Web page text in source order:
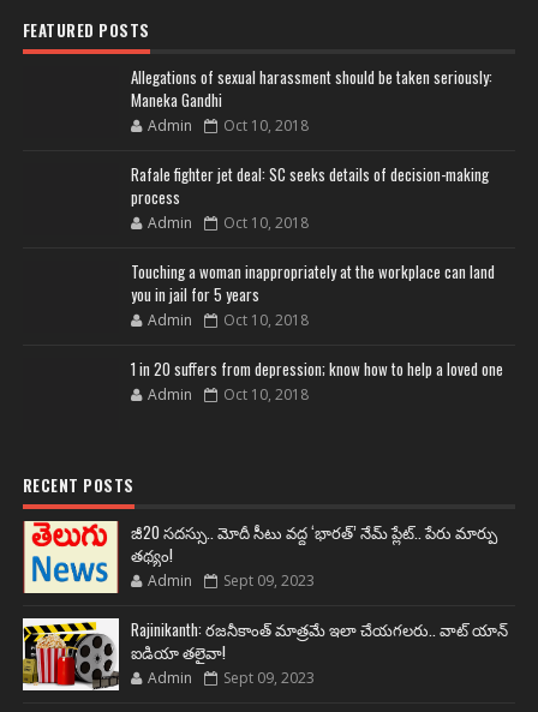
FEATURED POSTS
Allegations of sexual harassment should be taken seriously:
Maneka Gandhi
Admin Oct 10, 2018
Rafale fighter jet deal: SC seeks details of decision-making
process
Admin Oct 10, 2018
Touching a woman inappropriately at the workplace can land
you in jail for 5 years
Admin Oct 10, 2018
1 in 20 suffers from depression; know how to help a loved one
Admin Oct 10, 2018
RECENT POSTS
జీ20 సదస్సు.. మోదీ సీటు వద్ద ‘భారత్’ నేమ్ ప్లేట్‌.. పేరు మార్పు
తథ్యం!
Admin Sept 09, 2023
Rajinikanth: రజనీకాంత్ మాత్రమే ఇలా చేయగలరు.. వాట్ యాన్
ఐడియా తలైవా!
Admin Sept 09, 2023